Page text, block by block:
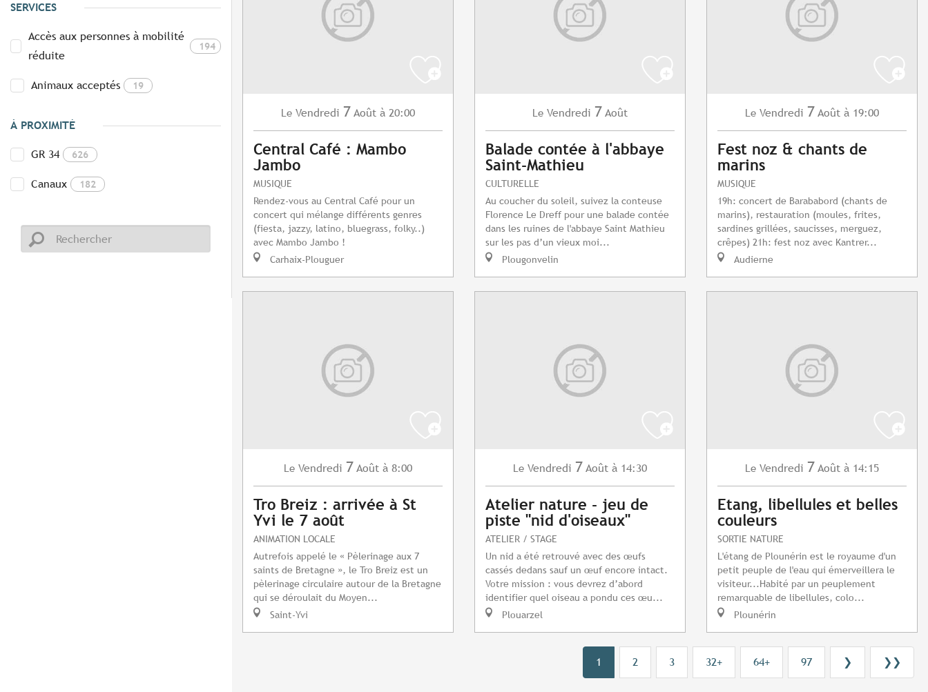
SERVICES
Accès aux personnes à mobilité
réduite
194
Animaux acceptés 19
À PROXIMITÉ
GR 34 626
Canaux 182
Le Vendredi 7 Août à 20:00
Central Café : Mambo
Jambo
MUSIQUE
Rendez-vous au Central Café pour un
concert qui mélange différents genres
(fiesta, jazzy, latino, bluegrass, folky..)
avec Mambo Jambo !
Carhaix-Plouguer
Le Vendredi 7 Août
Balade contée à l'abbaye
Saint-Mathieu
CULTURELLE
Au coucher du soleil, suivez la conteuse
Florence Le Dreff pour une balade contée
dans les ruines de l'abbaye Saint Mathieu
sur les pas d’un vieux moi...
Plougonvelin
Le Vendredi 7 Août à 19:00
Fest noz & chants de
marins
MUSIQUE
19h: concert de Barababord (chants de
marins), restauration (moules, frites,
sardines grillées, saucisses, merguez,
crêpes) 21h: fest noz avec Kantrer...
Audierne
Le Vendredi 7 Août à 8:00
Tro Breiz : arrivée à St
Yvi le 7 août
ANIMATION LOCALE
Autrefois appelé le « Pèlerinage aux 7
saints de Bretagne », le Tro Breiz est un
pèlerinage circulaire autour de la Bretagne
qui se déroulait du Moyen...
Saint-Yvi
Le Vendredi 7 Août à 14:30
Atelier nature - jeu de
piste "nid d'oiseaux"
ATELIER / STAGE
Un nid a été retrouvé avec des œufs
cassés dedans sauf un œuf encore intact.
Votre mission : vous devrez d’abord
identifier quel oiseau a pondu ces œu...
Plouarzel
Le Vendredi 7 Août à 14:15
Etang, libellules et belles
couleurs
SORTIE NATURE
L'étang de Plounérin est le royaume d'un
petit peuple de l'eau qui émerveillera le
visiteur...Habité par un peuplement
remarquable de libellules, colo...
Plounérin
1 2 3 32+ 64+ 97 ❯ ❯❯